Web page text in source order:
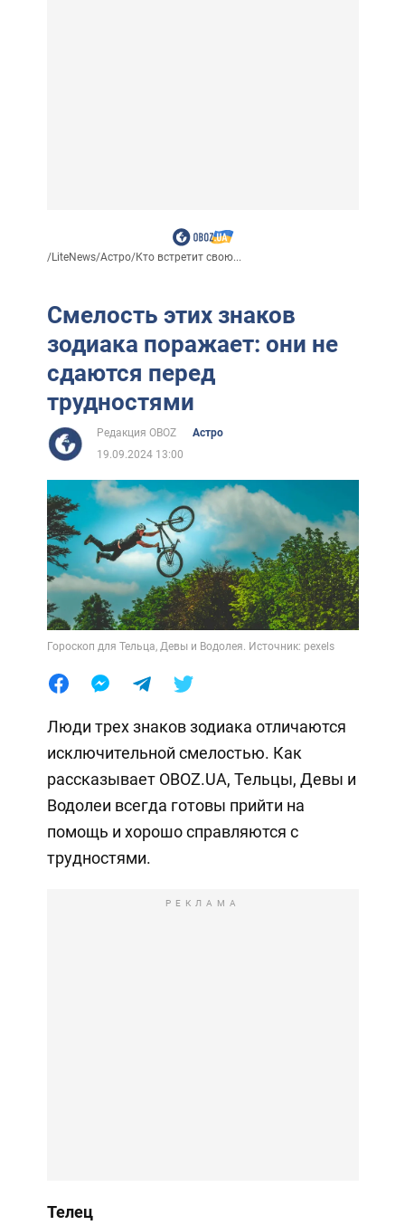
/LiteNews/Астро/Кто встретит свою...
Смелость этих знаков
зодиака поражает: они не
сдаются перед
трудностями
Редакция OBOZ
Астро
19.09.2024 13:00
Гороскоп для Тельца, Девы и Водолея. Источник: pexels
Люди трех знаков зодиака отличаются
исключительной смелостью. Как
рассказывает OBOZ.UA, Тельцы, Девы и
Водолеи всегда готовы прийти на
помощь и хорошо справляются с
трудностями.
РЕКЛАМА
Телец